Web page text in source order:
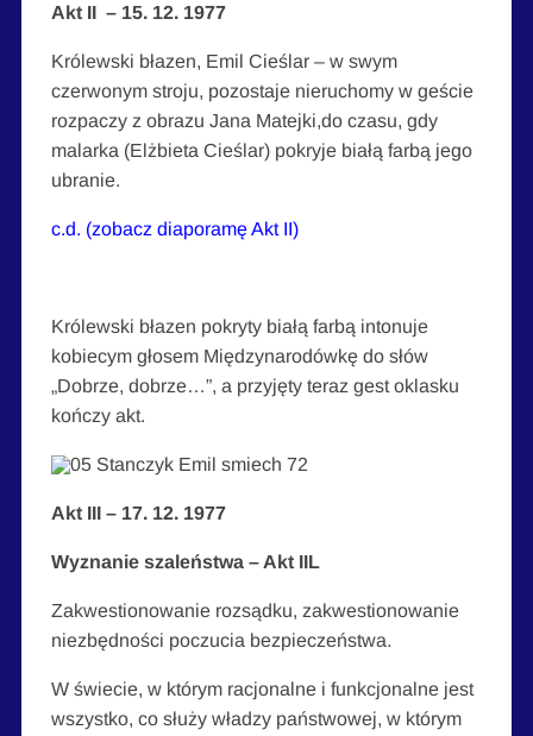
Akt II – 15. 12. 1977
Królewski błazen, Emil Cieślar – w swym
czerwonym stroju, pozostaje nieruchomy w geście
rozpaczy z obrazu Jana Matejki,do czasu, gdy
malarka (Elżbieta Cieślar) pokryje białą farbą jego
ubranie.
c.d. (zobacz diaporamę Akt II)
Królewski błazen pokryty białą farbą intonuje
kobiecym głosem Międzynarodówkę do słów
„Dobrze, dobrze…”, a przyjęty teraz gest oklasku
kończy akt.
Akt III – 17. 12. 1977
Wyznanie szaleństwa – Akt IIL
Zakwestionowanie rozsądku, zakwestionowanie
niezbędności poczucia bezpieczeństwa.
W świecie, w którym racjonalne i funkcjonalne jest
wszystko, co służy władzy państwowej, w którym